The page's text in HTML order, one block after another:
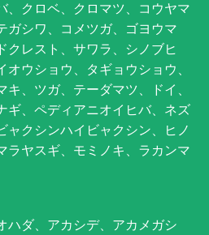
、クロベ、クロマツ、コウヤマ
ガシワ、コメツガ、ゴヨウマ
クレスト、サワラ、シノブヒ
ウショウ、タギョウショウ、
、ツガ、テーダマツ、ドイ、
ギ、ペディアニオイヒバ、ネズ
ャクシンハイビャクシン、ヒノ
ラヤスギ、モミノキ、ラカンマ
ハダ、アカシデ、アカメガシ